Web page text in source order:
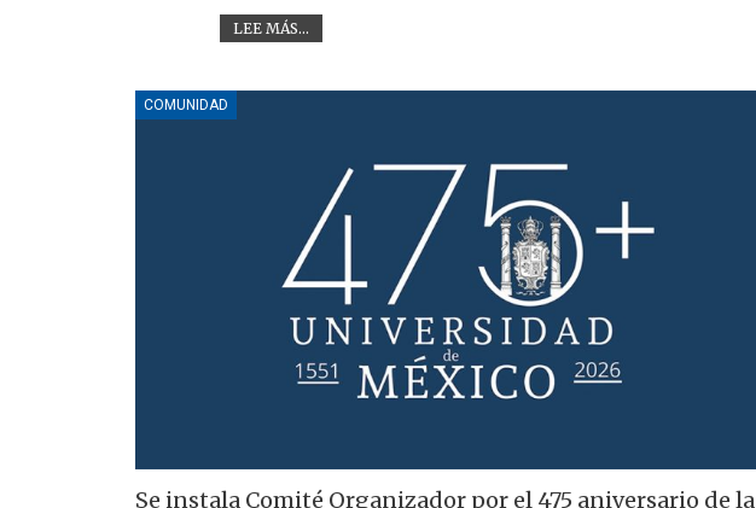
LEE MÁS...
COMUNIDAD
Se instala Comité Organizador por el 475 aniversario de la